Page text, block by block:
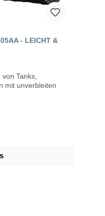
- LEICHT &
Tanks,
mit unverbleiten